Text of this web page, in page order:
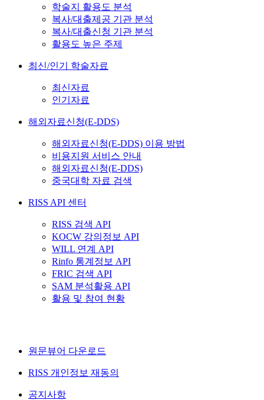
학술지 활용도 분석
복사/대출제공 기관 분석
복사/대출신청 기관 분석
활용도 높은 주제
최신/인기 학술자료
최신자료
인기자료
해외자료신청(E-DDS)
해외자료신청(E-DDS) 이용 방법
비용지원 서비스 안내
해외자료신청(E-DDS)
중국대학 자료 검색
RISS API 센터
RISS 검색 API
KOCW 강의정보 API
WILL 연계 API
Rinfo 통계정보 API
FRIC 검색 API
SAM 분석활용 API
활용 및 참여 현황
원문뷰어 다운로드
RISS 개인정보 재동의
공지사항